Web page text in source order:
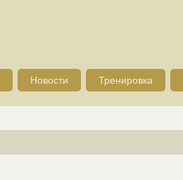
Новости Тренировка